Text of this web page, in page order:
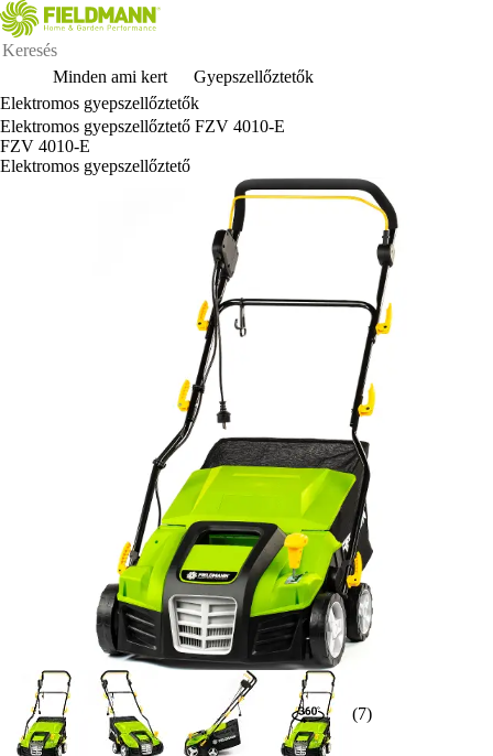
Minden ami kert
Gyepszellőztetők
Elektromos gyepszellőztetők
Elektromos gyepszellőztető FZV 4010-E
FZV 4010-E
Elektromos gyepszellőztető
(7)